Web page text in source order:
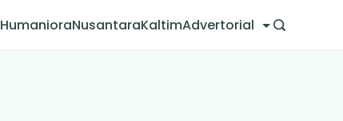
HumanioraNusantaraKaltimAdvertorial